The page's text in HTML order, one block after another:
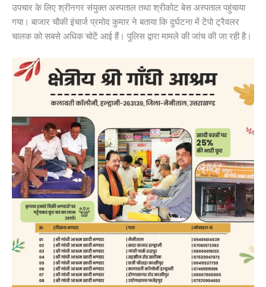
उपचार के लिए श्रीनगर संयुक्त अस्पताल तथा श्रीकोट बेस अस्पताल पहुंचाया
गया। बाजार चौकी इंचार्ज प्रमोद कुमार ने बताया कि दुर्घटना में टेंपो ट्रैवलर
चालक को सबसे अधिक चोटें आई हैं। पुलिस द्वारा मामले की जांच की जा रही है।